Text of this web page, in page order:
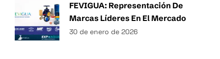
FEVIGUA: Representación De
Marcas Líderes En El Mercado
30 de enero de 2026